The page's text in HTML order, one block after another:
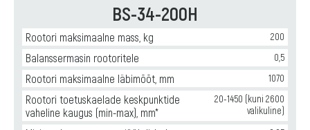
BS-34-200H
Rootori maksimaalne mass, kg 200
Balanssermasin rootoritele 0,5
Rootori maksimaalne läbimõõt, mm 1070
Rootori toetuskaelade keskpunktide
vaheline kaugus (min-max), mm*
20-1450 (kuni 2600
valikuline)